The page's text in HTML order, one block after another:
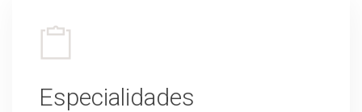
Especialidades